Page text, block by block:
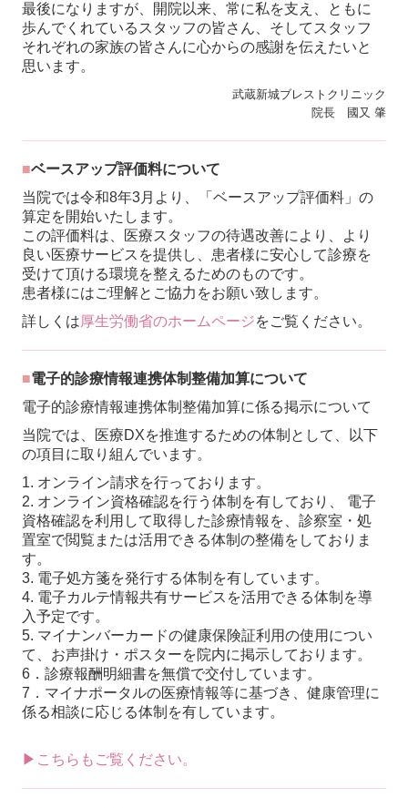
最後になりますが、開院以来、常に私を支え、ともに
歩んでくれているスタッフの皆さん、そしてスタッフ
それぞれの家族の皆さんに心からの感謝を伝えたいと
思います。
武蔵新城ブレストクリニック
院長 國又 肇
■ベースアップ評価料について
当院では令和8年3月より、「ベースアップ評価料」の
算定を開始いたします。
この評価料は、医療スタッフの待遇改善により、より
良い医療サービスを提供し、患者様に安心して診療を
受けて頂ける環境を整えるためのものです。
患者様にはご理解とご協力をお願い致します。
詳しくは厚生労働省のホームページをご覧ください。
■電子的診療情報連携体制整備加算について
電子的診療情報連携体制整備加算に係る掲示について
当院では、医療DXを推進するための体制として、以下
の項目に取り組んでいます。
1. オンライン請求を行っております。
2. オンライン資格確認を行う体制を有しており、 電子
資格確認を利用して取得した診療情報を、診察室・処
置室で閲覧または活用できる体制の整備をしておりま
す。
3. 電子処方箋を発行する体制を有しています。
4. 電子カルテ情報共有サービスを活用できる体制を導
入予定です。
5. マイナンバーカードの健康保険証利用の使用につい
て、お声掛け・ポスターを院内に掲示しております。
6．診療報酬明細書を無償で交付しています。
7．マイナポータルの医療情報等に基づき、健康管理に
係る相談に応じる体制を有しています。
▶こちらもご覧ください。